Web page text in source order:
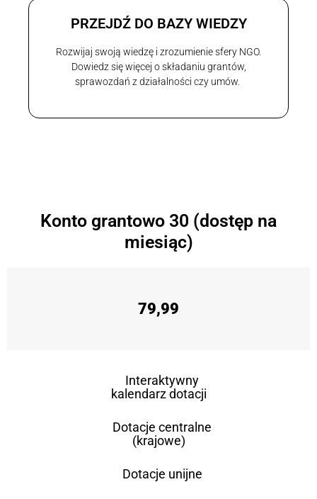
PRZEJDŹ DO BAZY WIEDZY
Rozwijaj swoją wiedzę i zrozumienie sfery NGO.
Dowiedz się więcej o składaniu grantów,
sprawozdań z działalności czy umów.
Konto grantowo 30 (dostęp na
miesiąc)
79,99
Interaktywny
kalendarz dotacji
Dotacje centralne
(krajowe)
Dotacje unijne